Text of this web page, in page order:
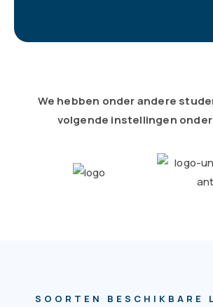
We hebben onder andere
volgende instellingen
SOORTEN BESCHIKBARE